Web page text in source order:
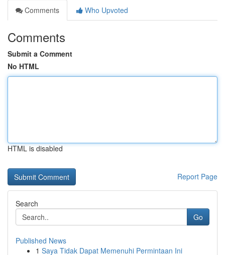
Comments
Who Upvoted
Comments
Submit a Comment
No HTML
HTML is disabled
Report Page
Search
Go
Published News
1 Saya Tidak Dapat Memenuhi Permintaan Ini